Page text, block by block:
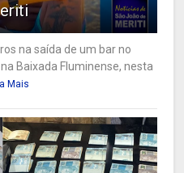
na saída de um bar no
Baixada Fluminense, nesta
Mais